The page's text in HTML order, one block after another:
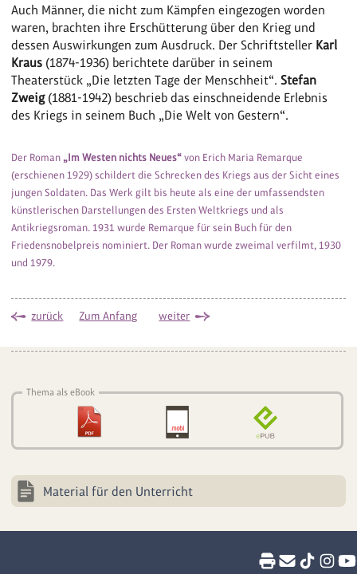
Auch Männer, die nicht zum Kämpfen eingezogen worden
waren, brachten ihre Erschütterung über den Krieg und
dessen Auswirkungen zum Ausdruck. Der Schriftsteller Karl
Kraus (1874-1936) berichtete darüber in seinem
Theaterstück „Die letzten Tage der Menschheit“. Stefan
Zweig(1881-1942) beschrieb das einschneidende Erlebnis
des Kriegs in seinem Buch „Die Welt von Gestern“.
Der Roman „Im Westen nichts Neues“ von Erich Maria Remarque
(erschienen 1929) schildert die Schrecken des Kriegs aus der Sicht eines
jungen Soldaten. Das Werk gilt bis heute als eine der umfassendsten
künstlerischen Darstellungen des Ersten Weltkriegs und als
Antikriegsroman. 1931 wurde Remarque für sein Buch für den
Friedensnobelpreis nominiert. Der Roman wurde zweimal verfilmt, 1930
und 1979.
zurück Zum Anfang weiter
Thema als eBook
Material für den Unterricht